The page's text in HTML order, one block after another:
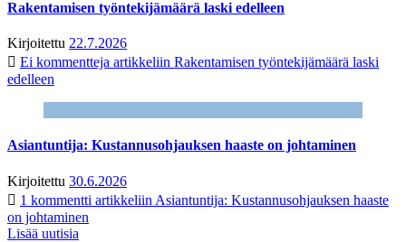
Rakentamisen työntekijämäärä laski edelleen
Kirjoitettu 22.7.2026
Ei kommentteja artikkeliin Rakentamisen työntekijämäärä laski
edelleen
Asiantuntija: Kustannusohjauksen haaste on johtaminen
Kirjoitettu 30.6.2026
1 kommentti artikkeliin Asiantuntija: Kustannusohjauksen haaste
on johtaminen
Lisää uutisia